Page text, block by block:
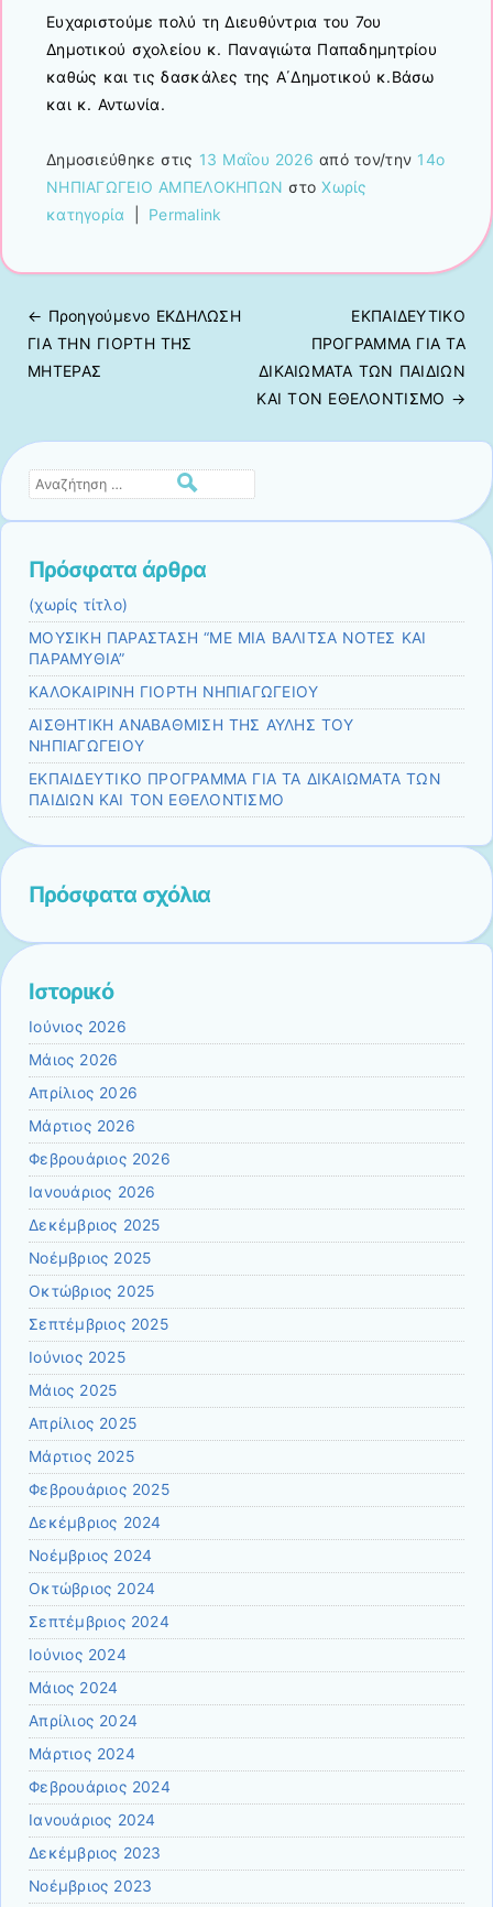
Ευχαριστούμε πολύ τη Διευθύντρια του 7ου
Δημοτικού σχολείου κ. Παναγιώτα Παπαδημητρίου
καθώς και τις δασκάλες της Α΄Δημοτικού κ.Βάσω
και κ. Αντωνία.
Δημοσιεύθηκε στις 13 Μαΐου 2026 από τον/την 14ο
ΝΗΠΙΑΓΩΓΕΙΟ ΑΜΠΕΛΟΚΗΠΩΝ στοΧωρίς
κατηγορία
Permalink
Πλοήγηση άρθρων
← Προηγούμενo ΕΚΔΗΛΩΣΗ
ΓΙΑ ΤΗΝ ΓΙΟΡΤΗ ΤΗΣ
ΜΗΤΕΡΑΣ
EKΠΑΙΔΕΥΤΙΚΟ
ΠΡΟΓΡΑΜΜΑ ΓΙΑ ΤΑ
ΔΙΚΑΙΩΜΑΤΑ ΤΩΝ ΠΑΙΔΙΩΝ
ΚΑΙ ΤΟΝ ΕΘΕΛΟΝΤΙΣΜΟ →
Αναζήτηση
Πρόσφατα άρθρα
(χωρίς τίτλο)
ΜΟΥΣΙΚΗ ΠΑΡΑΣΤΑΣΗ “ΜΕ ΜΙΑ ΒΑΛΙΤΣΑ ΝΟΤΕΣ ΚΑΙ
ΠΑΡΑΜΥΘΙΑ”
ΚΑΛΟΚΑΙΡΙΝΗ ΓΙΟΡΤΗ ΝΗΠΙΑΓΩΓΕΙΟΥ
ΑΙΣΘΗΤΙΚΗ ΑΝΑΒΑΘΜΙΣΗ ΤΗΣ ΑΥΛΗΣ ΤΟΥ
ΝΗΠΙΑΓΩΓΕΙΟΥ
EKΠΑΙΔΕΥΤΙΚΟ ΠΡΟΓΡΑΜΜΑ ΓΙΑ ΤΑ ΔΙΚΑΙΩΜΑΤΑ ΤΩΝ
ΠΑΙΔΙΩΝ ΚΑΙ ΤΟΝ ΕΘΕΛΟΝΤΙΣΜΟ
Πρόσφατα σχόλια
Ιστορικό
Ιούνιος 2026
Μάιος 2026
Απρίλιος 2026
Μάρτιος 2026
Φεβρουάριος 2026
Ιανουάριος 2026
Δεκέμβριος 2025
Νοέμβριος 2025
Οκτώβριος 2025
Σεπτέμβριος 2025
Ιούνιος 2025
Μάιος 2025
Απρίλιος 2025
Μάρτιος 2025
Φεβρουάριος 2025
Δεκέμβριος 2024
Νοέμβριος 2024
Οκτώβριος 2024
Σεπτέμβριος 2024
Ιούνιος 2024
Μάιος 2024
Απρίλιος 2024
Μάρτιος 2024
Φεβρουάριος 2024
Ιανουάριος 2024
Δεκέμβριος 2023
Νοέμβριος 2023